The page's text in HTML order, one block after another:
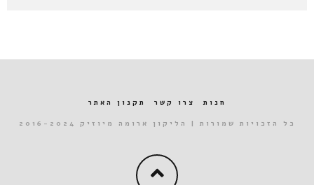
חנות צרו קשר תקנון האתר
כל הזכויות שמורות | הליקון ארומה מיוזיק 2016-2024